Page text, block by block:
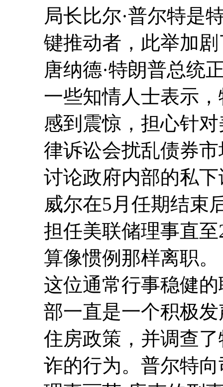
局长比尔·普尔特是
键推动者，此举加
唐纳德·特朗普总统
一些知情人士表示
感到震惊，担心针
律诉讼会扰乱债券
讨论政府内部的私
威尔在5月任期结束
担任美联储理事直
算像惯例那样离职。
这位通常行事稳健
部一直是一个积极
住房政策，并调查
诈的行为。普尔特